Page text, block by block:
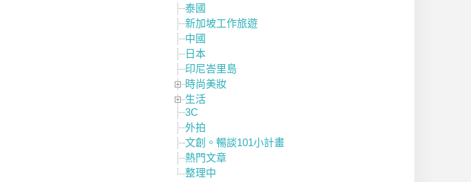
泰國
新加坡工作旅遊
中國
日本
印尼峇里島
時尚美妝
生活
3C
外拍
文創。暢談101小計畫
熱門文章
整理中